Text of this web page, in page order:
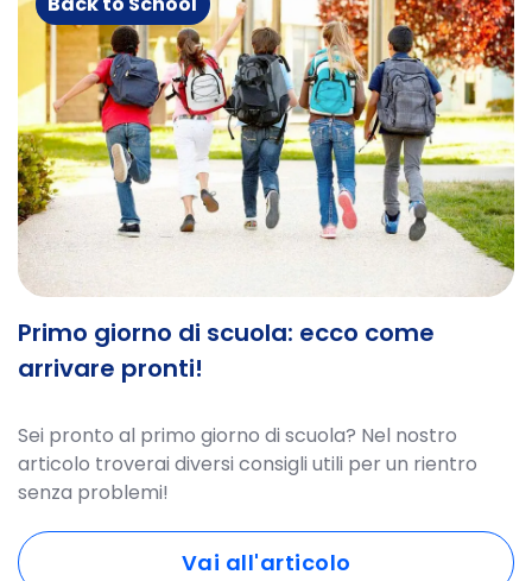
Primo giorno di scuola: ecco come
arrivare pronti!
Sei pronto al primo giorno di scuola? Nel nostro
articolo troverai diversi consigli utili per un rientro
senza problemi!
Vai all'articolo